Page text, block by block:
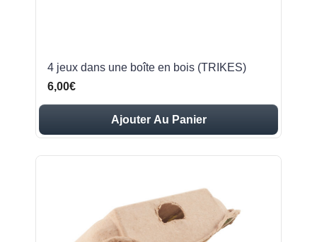
4 jeux dans une boîte en bois (TRIKES)
6,00€
Ajouter Au Panier